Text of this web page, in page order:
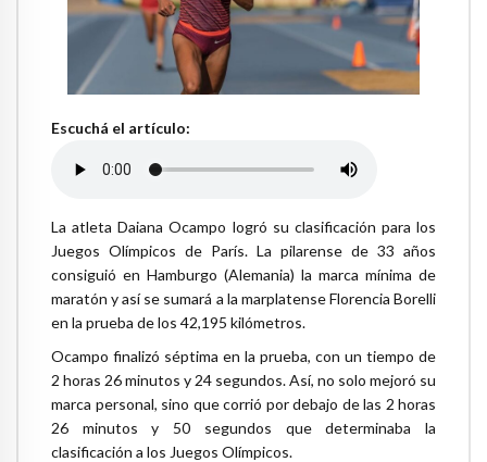
Escuchá el artículo:
La atleta Daiana Ocampo logró su clasificación para los
Juegos Olímpicos de París. La pilarense de 33 años
consiguió en Hamburgo (Alemania) la marca mínima de
maratón y así se sumará a la marplatense Florencia Borelli
en la prueba de los 42,195 kilómetros.
Ocampo finalizó séptima en la prueba, con un tiempo de
2 horas 26 minutos y 24 segundos. Así, no solo mejoró su
marca personal, sino que corrió por debajo de las 2 horas
26 minutos y 50 segundos que determinaba la
clasificación a los Juegos Olímpicos.